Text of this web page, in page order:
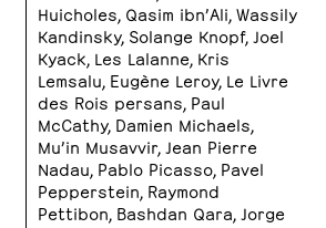
Huicholes, Qasim ibn’Ali, Wassily
Kandinsky, Solange Knopf, Joel
Kyack, Les Lalanne, Kris
Lemsalu, Eugène Leroy, Le Livre
des Rois persans, Paul
McCathy, Damien Michaels,
Mu’in Musavvir, Jean Pierre
Nadau, Pablo Picasso, Pavel
Pepperstein, Raymond
Pettibon, Bashdan Qara, Jorge